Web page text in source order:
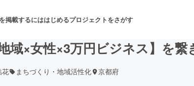
掲載するにははじめるプロジェクトをさがす
域×女性×3万円ビジネス】を繋
花 まちづくり・地域活性化 京都府